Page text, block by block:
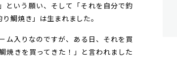
という願い、そして「それを自分で釣
鯛焼き」は生まれました。
入りなのですが、ある日、それを買
焼きを買ってきた！」と言われました